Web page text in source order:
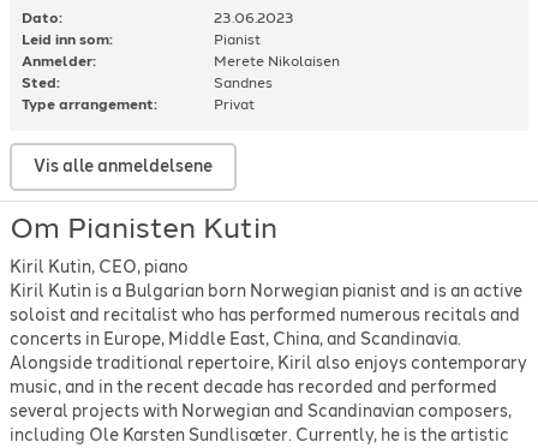
Dato:
23.06.2023
Leid inn som:
Pianist
Anmelder:
Merete Nikolaisen
Sted:
Sandnes
Type arrangement:
Privat
Vis alle anmeldelsene
Om Pianisten Kutin
Kiril Kutin, CEO, piano
Kiril Kutin is a Bulgarian born Norwegian pianist and is an active
soloist and recitalist who has performed numerous recitals and
concerts in Europe, Middle East, China, and Scandinavia.
Alongside traditional repertoire, Kiril also enjoys contemporary
music, and in the recent decade has recorded and performed
several projects with Norwegian and Scandinavian composers,
including Ole Karsten Sundlisæter. Currently, he is the artistic